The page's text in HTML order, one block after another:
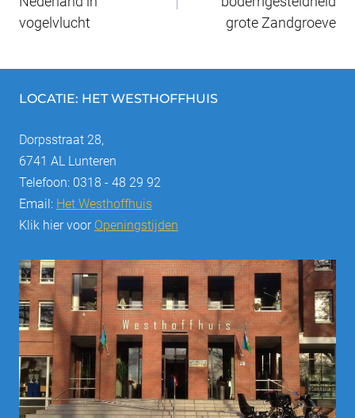
o
k
vogelvlucht
grote Zandgroeve
LOCATIE: HET WESTHOFFHUIS
Dorpsstraat 28,
6741 AL Lunteren
Telefoon: 0318 - 48 29 92
Email: Het Westhoffhuis
Klik hier voor Openingstijden